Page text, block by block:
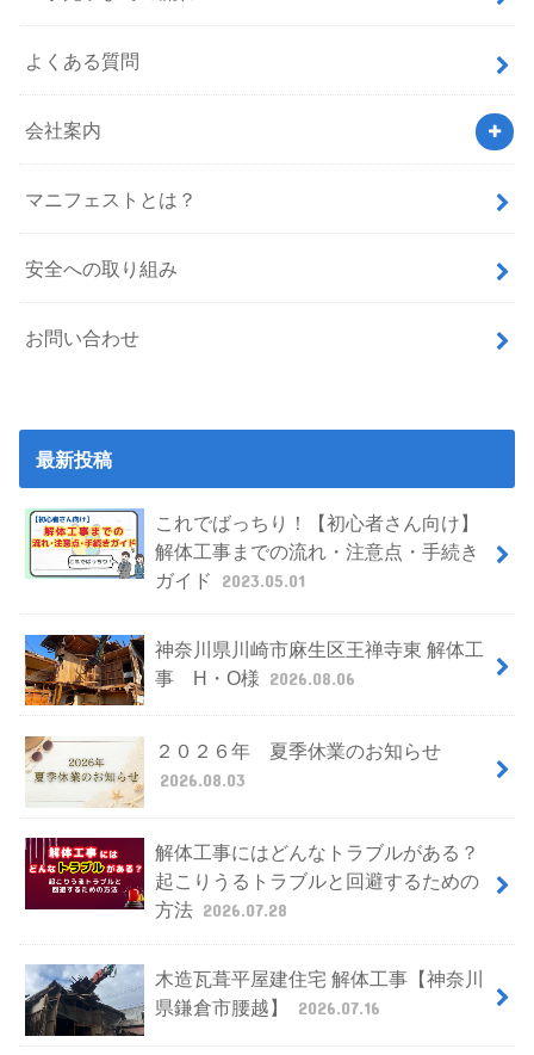
よくある質問
会社案内
マニフェストとは？
安全への取り組み
お問い合わせ
最新投稿
これでばっちり！【初心者さん向け】
解体工事までの流れ・注意点・手続き
ガイド
2023.05.01
神奈川県川崎市麻生区王禅寺東 解体工
事 H・O様 2026.08.06
２０２６年 夏季休業のお知らせ
2026.08.03
解体工事にはどんなトラブルがある？
起こりうるトラブルと回避するための
方法 2026.07.28
木造瓦葺平屋建住宅 解体工事【神奈川
県鎌倉市腰越】
2026.07.16